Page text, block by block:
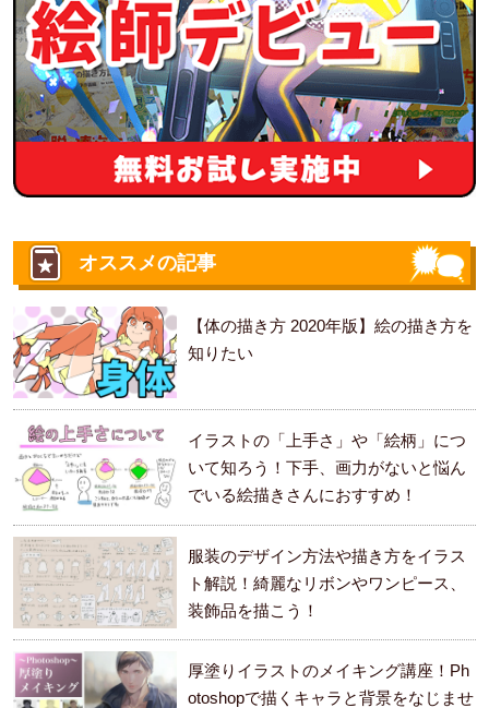
オススメの記事
【体の描き方 2020年版】絵の描き方を
知りたい
イラストの「上手さ」や「絵柄」につ
いて知ろう！下手、画力がないと悩ん
でいる絵描きさんにおすすめ！
服装のデザイン方法や描き方をイラス
ト解説！綺麗なリボンやワンピース、
装飾品を描こう！
厚塗りイラストのメイキング講座！Ph
otoshopで描くキャラと背景をなじませ